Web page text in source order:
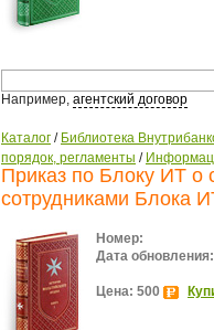
Например, агентский договор
Каталог / Библиотека
порядок, регламенты /
Приказ по Блоку ИТ о
сотрудниками Блока
Номер:
Дата обновления:
Цена: 500